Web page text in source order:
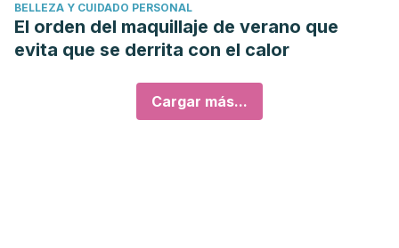
BELLEZA Y CUIDADO PERSONAL
El orden del maquillaje de verano que
evita que se derrita con el calor
Cargar más...